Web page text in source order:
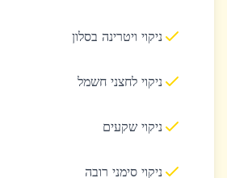
ניקוי ויטרינה בסלון
ניקוי לחצני חשמל
ניקוי שקעים
ניקוי סימני רובה